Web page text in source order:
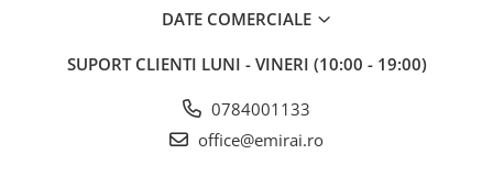
DATE COMERCIALE
SUPORT CLIENTI LUNI - VINERI (10:00 - 19:00)
0784001133
office@emirai.ro